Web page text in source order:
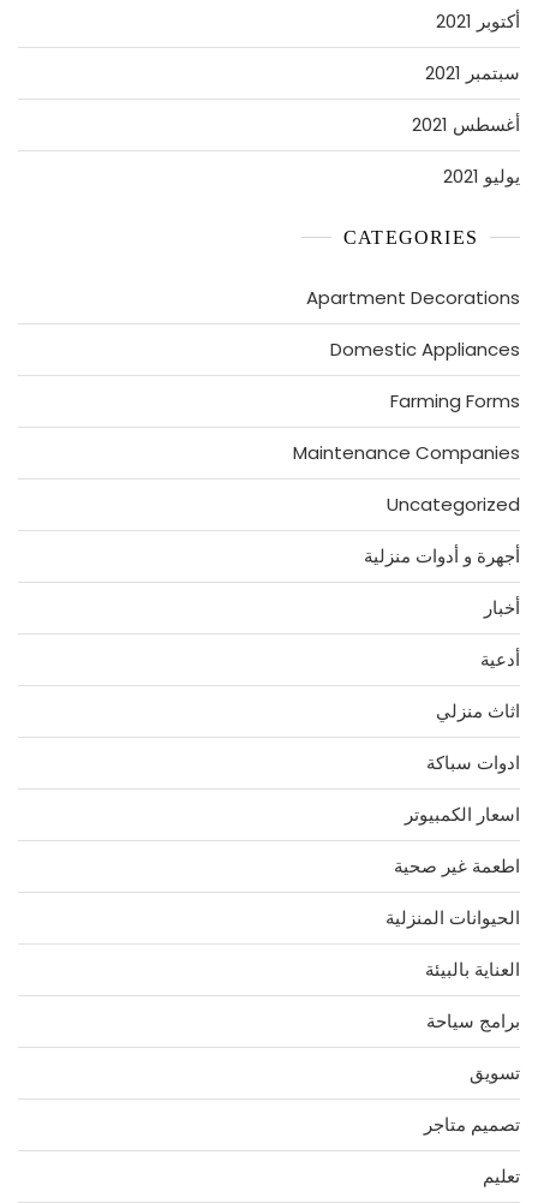
أكتوبر 2021
سبتمبر 2021
أغسطس 2021
يوليو 2021
CATEGORIES
Apartment Decorations
Domestic Appliances
Farming Forms
Maintenance Companies
Uncategorized
أجهرة و أدوات منزلية
أخبار
أدعية
اثاث منزلي
ادوات سباكة
اسعار الكمبيوتر
اطعمة غير صحية
الحيوانات المنزلية
العناية بالبيئة
برامج سياحة
تسويق
تصميم متاجر
تعليم